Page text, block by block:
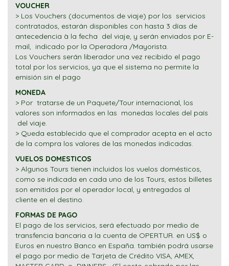
VOUCHER
> Los Vouchers (documentos de viaje) por los servicios
contratados, estarán disponibles con hasta 3 días de
antecedencia à la fecha del viaje, y serán enviados por E-
mail, indicado por la Operadora /Mayorista.
Los Vouchers serán liberador una vez recibido el pago
total por los servicios, ya que el sistema no permite la
emisión sin el pago
MONEDA
> Por tratarse de un Paquete/Tour internacional, los
valores son informados en las monedas locales del país
del viaje.
> Queda establecido que el comprador acepta en el acto
de la compra los valores de las monedas indicadas.
VUELOS DOMESTICOS
> Algunos Tours tienen incluidos los vuelos domésticos,
como se indicada en cada uno de los Tours, estos billetes
son emitidos por el operador local, y entregados al
cliente en el destino.
FORMAS DE PAGO
El pago de los servicios, será efectuado por medio de
transfencia bancaria a la cuenta de OPERTUR. en US$ o
Euros en nuestro Banco en España. también podrá usarse
el pago por medio de Tarjeta de Crédito VISA, AMEX,